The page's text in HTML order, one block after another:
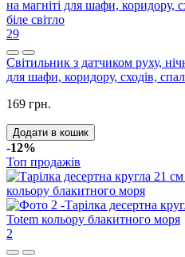
29
Світильник з датчиком руху,
для шафи, коридору, сходів,
169 грн.
Додати в кошик
-12%
Топ продажів
2